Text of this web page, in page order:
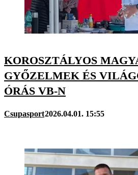
KOROSZTÁLYOS
GYŐZELMEK ÉS
ÓRÁS VB-N
Csupasport2026.04.01. 15:55